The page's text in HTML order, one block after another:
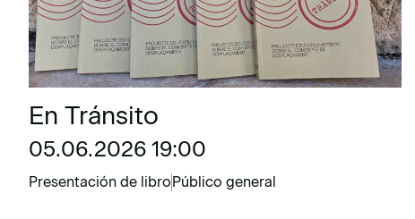
En Tránsito
05.06.2026 19:00
Presentación de libro Público general